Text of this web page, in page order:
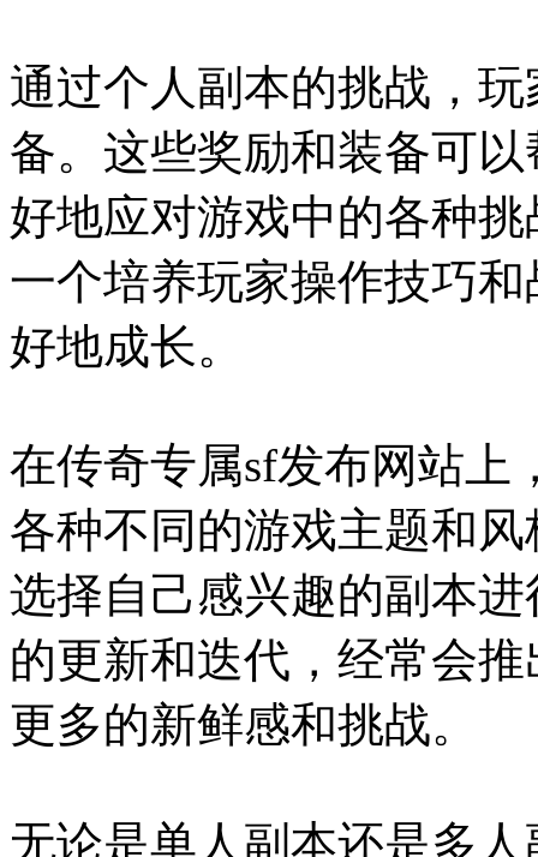
通过个人副本的挑战，
备。这些奖励和装备可
好地应对游戏中的各种
一个培养玩家操作技巧
好地成长。
在传奇专属sf发布网站上
各种不同的游戏主题和
选择自己感兴趣的副本
的更新和迭代，经常会
更多的新鲜感和挑战。
无论是单人副本还是多